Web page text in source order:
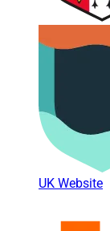
UK Website